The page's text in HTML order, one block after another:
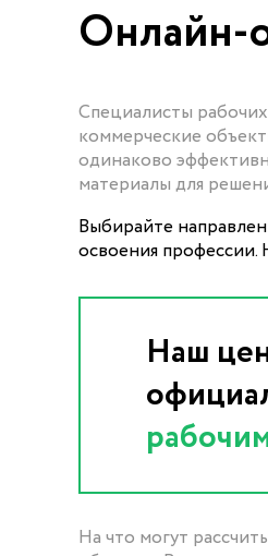
Онлайн-
Специалисты
коммерческие
одинаково
материалы для
Выбирайте
освоения профессии.
Наш
На что могут